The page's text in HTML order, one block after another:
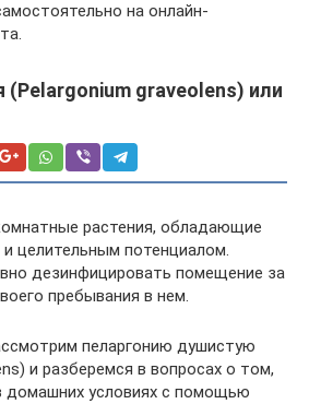
на онлайн-
(Pelargonium graveolens) или
растения, обладающие
целительным потенциалом.
дезинфицировать помещение за
пребывания в нем.
пеларгонию душистую
и разберемся в вопросах о том,
домашних условиях с помощью